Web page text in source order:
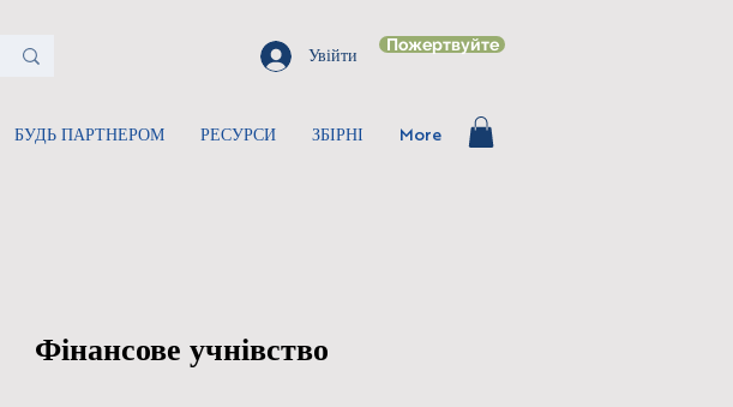
Увійти
Пожертвуйте
БУДЬ ПАРТНЕРОМ РЕСУРСИ ЗБІРНІ More
Фінансове учнівство